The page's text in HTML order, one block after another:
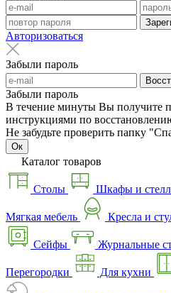
Авторизоваться
Забыли пароль
Забыли пароль
В течение минуты Вы получите
инструкциями по
Не забудьте проверить папку
Ок
Каталог товаров
Столы Шкафы и
Мягкая мебель Кресла и
Сейфы Журнальные
Перегородки Для кухни